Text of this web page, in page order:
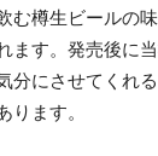
む樽生ビールの
ます。発売後に
分にさせてくれ
ます。